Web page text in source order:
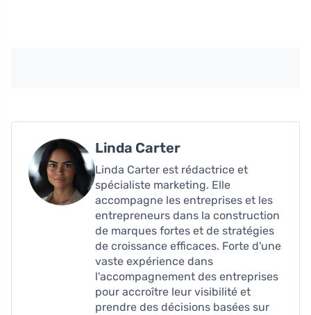
Linda Carter
Linda Carter est rédactrice et
spécialiste marketing. Elle
accompagne les entreprises et les
entrepreneurs dans la construction
de marques fortes et de stratégies
de croissance efficaces. Forte d'une
vaste expérience dans
l'accompagnement des entreprises
pour accroître leur visibilité et
prendre des décisions basées sur